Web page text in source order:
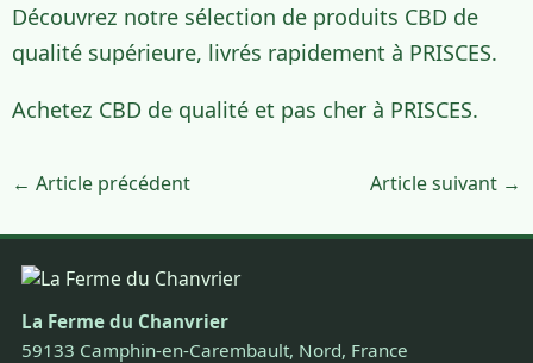
Découvrez notre sélection de produits CBD de
qualité supérieure, livrés rapidement à PRISCES.
Achetez CBD de qualité et pas cher à PRISCES.
← Article précédent Article suivant →
La Ferme du Chanvrier
59133 Camphin-en-Carembault, Nord, France